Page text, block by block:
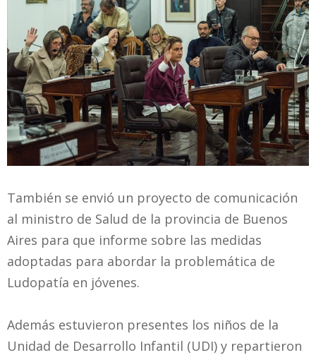
También se envió un proyecto de comunicación
al ministro de Salud de la provincia de Buenos
Aires para que informe sobre las medidas
adoptadas para abordar la problemática de
Ludopatía en jóvenes.
Además estuvieron presentes los niños de la
Unidad de Desarrollo Infantil (UDI) y repartieron